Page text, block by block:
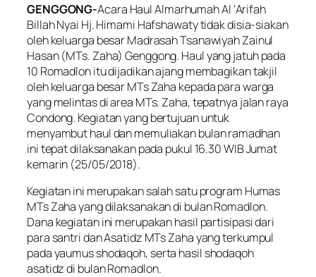
GENGGONG-Acara Haul Almarhumah Al ‘Arifah
Billah Nyai Hj. Himami Hafshawaty tidak disia-siakan
oleh keluarga besar Madrasah Tsanawiyah Zainul
Hasan (MTs. Zaha) Genggong. Haul yang jatuh pada
10 Romadlon itu dijadikan ajang membagikan takjil
oleh keluarga besar MTs Zaha kepada para warga
yang melintas di area MTs. Zaha, tepatnya jalan raya
Condong. Kegiatan yang bertujuan untuk
menyambut haul dan memuliakan bulan ramadhan
ini tepat dilaksanakan pada pukul 16.30 WIB Jumat
kemarin (25/05/2018).
Kegiatan ini merupakan salah satu program Humas
MTs Zaha yang dilaksanakan di bulan Romadlon.
Dana kegiatan ini merupakan hasil partisipasi dari
para santri dan Asatidz MTs Zaha yang terkumpul
padayaumus shodaqoh, serta hasil shodaqoh
asatidz di bulan Romadlon.